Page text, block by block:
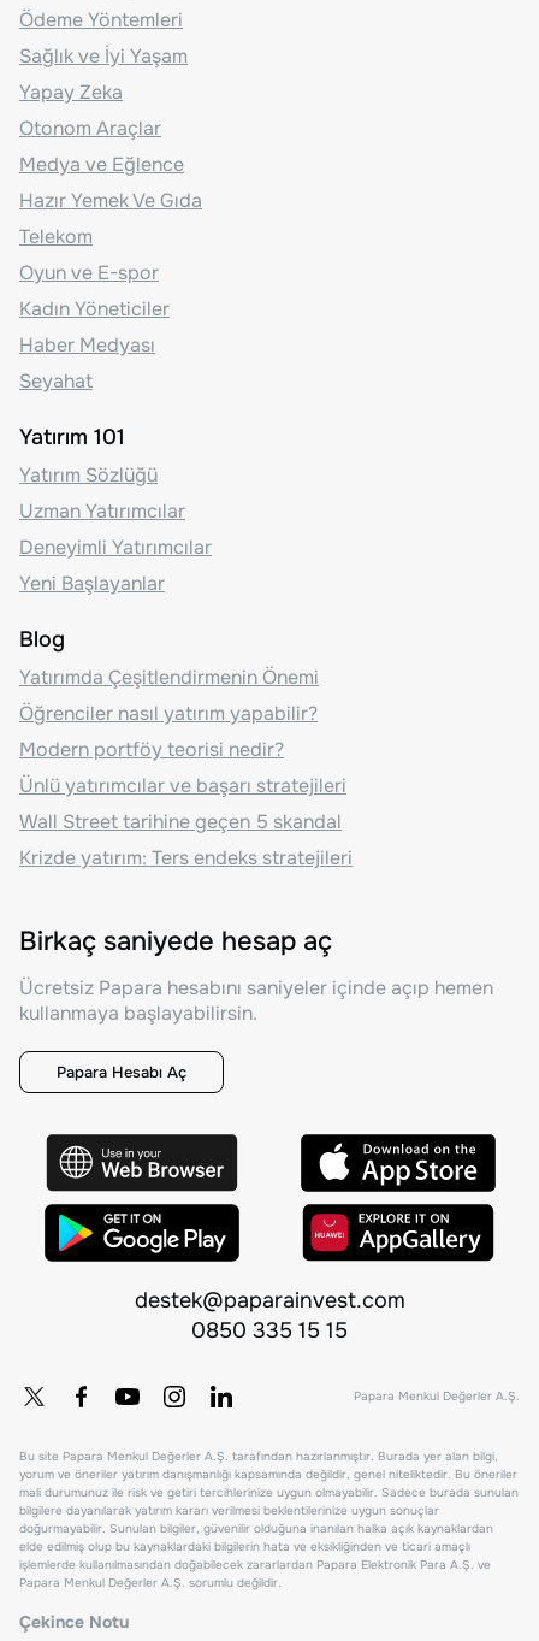
Ödeme Yöntemleri
Sağlık ve İyi Yaşam
Yapay Zeka
Otonom Araçlar
Medya ve Eğlence
Hazır Yemek Ve Gıda
Telekom
Oyun ve E-spor
Kadın Yöneticiler
Haber Medyası
Seyahat
Yatırım 101
Yatırım Sözlüğü
Uzman Yatırımcılar
Deneyimli Yatırımcılar
Yeni Başlayanlar
Blog
Yatırımda Çeşitlendirmenin Önemi
Öğrenciler nasıl yatırım yapabilir?
Modern portföy teorisi nedir?
Ünlü yatırımcılar ve başarı stratejileri
Wall Street tarihine geçen 5 skandal
Krizde yatırım: Ters endeks stratejileri
Birkaç saniyede hesap aç
Ücretsiz Papara hesabını saniyeler içinde açıp hemen
kullanmaya başlayabilirsin.
Papara Hesabı Aç
destek@paparainvest.com
0850 335 15 15
Papara Menkul Değerler A.Ş.
Bu site Papara Menkul Değerler A.Ş. tarafından hazırlanmıştır. Burada yer alan bilgi,
yorum ve öneriler yatırım danışmanlığı kapsamında değildir, genel niteliktedir. Bu öneriler
mali durumunuz ile risk ve getiri tercihlerinize uygun olmayabilir. Sadece burada sunulan
bilgilere dayanılarak yatırım kararı verilmesi beklentilerinize uygun sonuçlar
doğurmayabilir. Sunulan bilgiler, güvenilir olduğuna inanılan halka açık kaynaklardan
elde edilmiş olup bu kaynaklardaki bilgilerin hata ve eksikliğinden ve ticari amaçlı
işlemlerde kullanılmasından doğabilecek zararlardan Papara Elektronik Para A.Ş. ve
Papara Menkul Değerler A.Ş. sorumlu değildir.
Çekince Notu